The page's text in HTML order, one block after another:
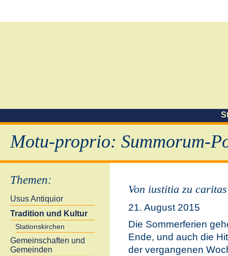
Motu-proprio: Summorum-
Themen:
Usus Antiquior
Tradition und Kultur
Stationskirchen
Gemeinschaften und
Gemeinden
Von iustitia zu
21. August 2015
Die Sommerferien
Ende, und auch die
der vergangenen